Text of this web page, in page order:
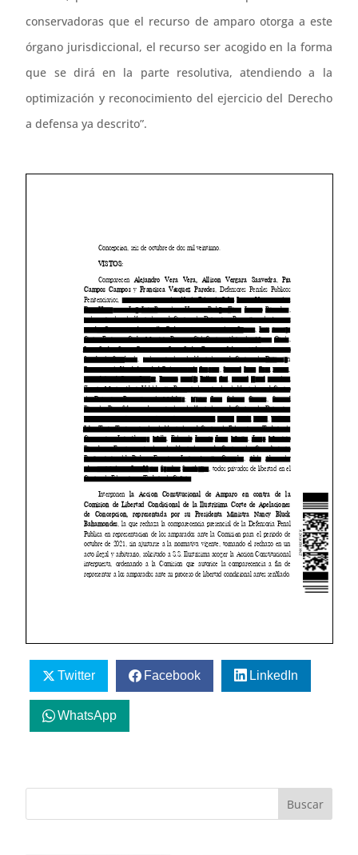
conservadoras que el recurso de amparo otorga a este
órgano jurisdiccional, el recurso ser acogido en la forma
que se dirá en la parte resolutiva, atendiendo a la
optimización y reconocimiento del ejercicio del Derecho
a defensa ya descrito”.
Twitter Facebook LinkedIn
WhatsApp